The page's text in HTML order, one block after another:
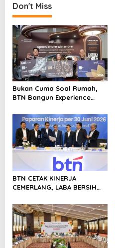
v
i
g
a
t
i
o
Don't Miss
Bukan Cuma Soal Rumah,
BTN Bangun Experience
BTN CETAK KINERJA
CEMERLANG, LABA BERSIH
40,8% DAN NPL TURUN JADI
2,99%